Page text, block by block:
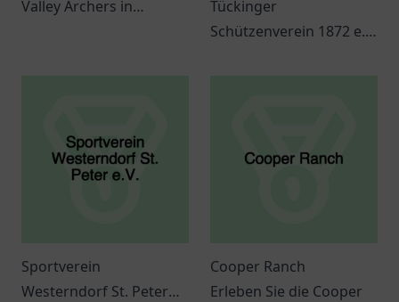
Valley Archers in
Tückinger
Schützenverein 1872 e.V.
Veranstaltungen.
Sportverein
Westerndorf St. Peter
Cooper Ranch
Erleben Sie die Cooper